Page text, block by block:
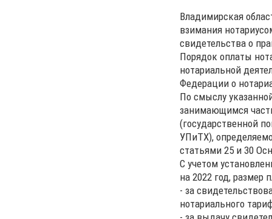
Владимирская
взимания
свидетельства о
Порядок оплаты
нотариальной
Федерации о
По смыслу
занимающимся
(государственной
УПиТХ),
статьями 25 и 30
С учетом
на 2022 год, размер
- за
нотариального